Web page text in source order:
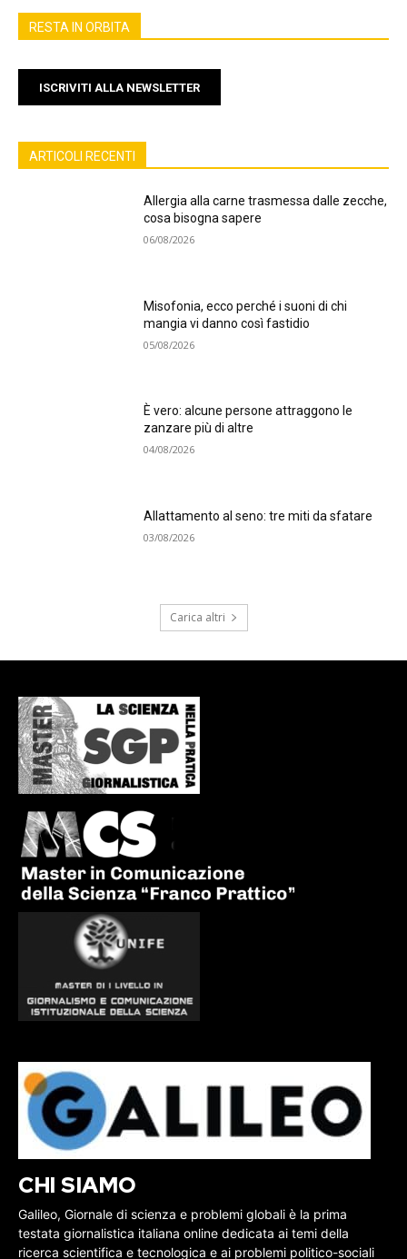
RESTA IN ORBITA
ISCRIVITI ALLA NEWSLETTER
ARTICOLI RECENTI
Allergia alla carne trasmessa dalle zecche,
cosa bisogna sapere
06/08/2026
Misofonia, ecco perché i suoni di chi
mangia vi danno così fastidio
05/08/2026
È vero: alcune persone attraggono le
zanzare più di altre
04/08/2026
Allattamento al seno: tre miti da sfatare
03/08/2026
Carica altri
CHI SIAMO
Galileo, Giornale di scienza e problemi globali è la prima
testata giornalistica italiana online dedicata ai temi della
ricerca scientifica e tecnologica e ai problemi politico-sociali